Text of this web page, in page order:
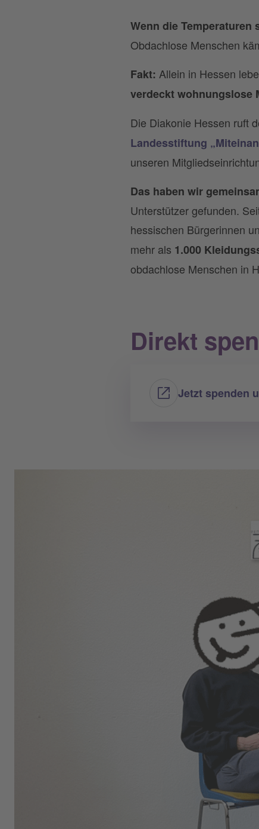
Wenn die
Obdachlose Menschen
Fakt: Allein in Hessen
verdeckt wohnungslose
Die Diakonie Hessen ruft
Landesstiftung
unseren
Das haben wir
Unterstützer gefunden.
hessischen Bürgerinnen
mehr als 1.000
obdachlose Menschen in
Direkt
Jetzt spenden